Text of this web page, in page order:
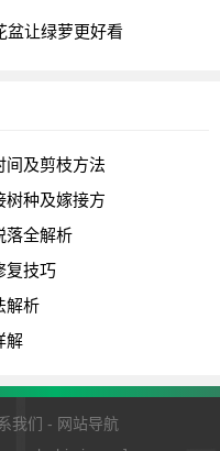
盆让绿萝更好看
间及剪枝方法
树种及嫁接方
落全解析
复技巧
解析
解
我们 - 网站导航